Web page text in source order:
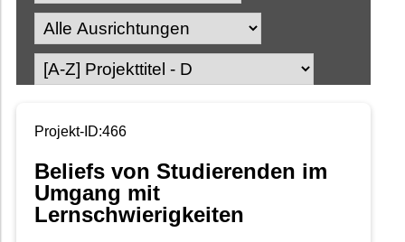
Projekt-ID:466
Beliefs von Studierenden im
Umgang mit
Lernschwierigkeiten